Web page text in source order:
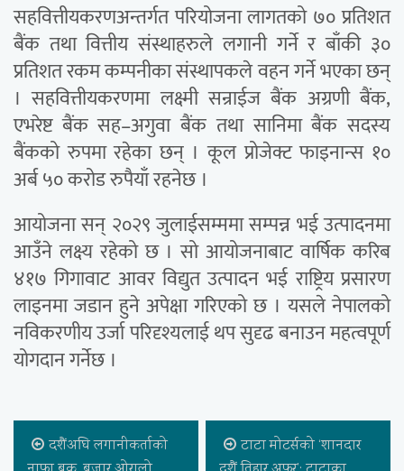
सहवित्तीयकरणअन्तर्गत परियोजना लागतको ७० प्रतिशत
बैंक तथा वित्तीय संस्थाहरुले लगानी गर्ने र बाँकी ३०
प्रतिशत रकम कम्पनीका संस्थापकले वहन गर्ने भएका छन्
। सहवित्तीयकरणमा लक्ष्मी सन्राईज बैंक अग्रणी बैंक,
एभरेष्ट बैंक सह–अगुवा बैंक तथा सानिमा बैंक सदस्य
बैंकको रुपमा रहेका छन् । कूल प्रोजेक्ट फाइनान्स १०
अर्ब ५० करोड रुपैयाँ रहनेछ ।
आयोजना सन् २०२९ जुलाईसम्ममा सम्पन्न भई उत्पादनमा
आउँने लक्ष्य रहेको छ । सो आयोजनाबाट वार्षिक करिब
४१७ गिगावाट आवर विद्युत उत्पादन भई राष्ट्रिय प्रसारण
लाइनमा जडान हुने अपेक्षा गरिएको छ । यसले नेपालको
नविकरणीय उर्जा परिदृश्यलाई थप सुदृढ बनाउन महत्वपूर्ण
योगदान गर्नेछ ।
दशैंअघि लगानीकर्ताको
टाटा मोटर्सको ‘शानदार